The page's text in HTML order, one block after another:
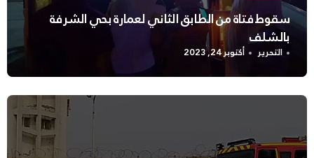
سقوط فتاة من الطابق الثاني لعمارة بحي الشرفة
بالشلف
التحرير أكتوبر 24, 2023